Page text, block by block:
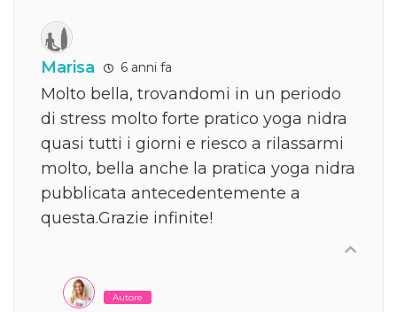
Marisa 6 anni fa
Molto bella, trovandomi in un periodo
di stress molto forte pratico yoga nidra
quasi tutti i giorni e riesco a rilassarmi
molto, bella anche la pratica yoga nidra
pubblicata antecedentemente a
questa.Grazie infinite!
Autore